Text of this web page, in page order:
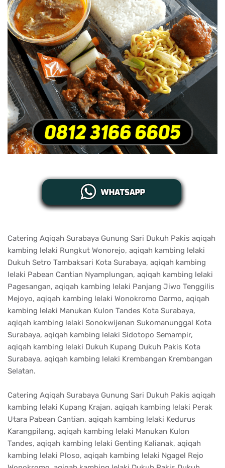
Catering Aqiqah Surabaya Gunung Sari Dukuh Pakis aqiqah
kambing lelaki Rungkut Wonorejo, aqiqah kambing lelaki
Dukuh Setro Tambaksari Kota Surabaya, aqiqah kambing
lelaki Pabean Cantian Nyamplungan, aqiqah kambing lelaki
Pagesangan, aqiqah kambing lelaki Panjang Jiwo Tenggilis
Mejoyo, aqiqah kambing lelaki Wonokromo Darmo, aqiqah
kambing lelaki Manukan Kulon Tandes Kota Surabaya,
aqiqah kambing lelaki Sonokwijenan Sukomanunggal Kota
Surabaya, aqiqah kambing lelaki Sidotopo Semampir,
aqiqah kambing lelaki Dukuh Kupang Dukuh Pakis Kota
Surabaya, aqiqah kambing lelaki Krembangan Krembangan
Selatan.
Catering Aqiqah Surabaya Gunung Sari Dukuh Pakis aqiqah
kambing lelaki Kupang Krajan, aqiqah kambing lelaki Perak
Utara Pabean Cantian, aqiqah kambing lelaki Kedurus
Karangpilang, aqiqah kambing lelaki Manukan Kulon
Tandes, aqiqah kambing lelaki Genting Kalianak, aqiqah
kambing lelaki Ploso, aqiqah kambing lelaki Ngagel Rejo